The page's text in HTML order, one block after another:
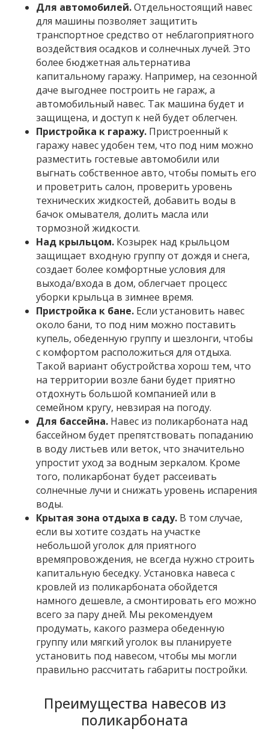
Для автомобилей.Отдельностоящий навес
для машины позволяет защитить
транспортное средство от неблагоприятного
воздействия осадков и солнечных лучей. Это
более бюджетная альтернатива
капитальному гаражу. Например, на сезонной
даче выгоднее построить не гараж, а
автомобильный навес. Так машина будет и
защищена, и доступ к ней будет облегчен.
Пристройка к гаражу. Пристроенный к
гаражу навес удобен тем, что под ним можно
разместить гостевые автомобили или
выгнать собственное авто, чтобы помыть его
и проветрить салон, проверить уровень
технических жидкостей, добавить воды в
бачок омывателя, долить масла или
тормозной жидкости.
Над крыльцом. Козырек над крыльцом
защищает входную группу от дождя и снега,
создает более комфортные условия для
выхода/входа в дом, облегчает процесс
уборки крыльца в зимнее время.
Пристройка к бане. Если установить навес
около бани, то под ним можно поставить
купель, обеденную группу и шезлонги, чтобы
с комфортом расположиться для отдыха.
Такой вариант обустройства хорош тем, что
на территории возле бани будет приятно
отдохнуть большой компанией или в
семейном кругу, невзирая на погоду.
Для бассейна. Навес из поликарбоната над
бассейном будет препятствовать попаданию
в воду листьев или веток, что значительно
упростит уход за водным зеркалом. Кроме
того, поликарбонат будет рассеивать
солнечные лучи и снижать уровень испарения
воды.
Крытая зона отдыха в саду. В том случае,
если вы хотите создать на участке
небольшой уголок для приятного
времяпровождения, не всегда нужно строить
капитальную беседку. Установка навеса с
кровлей из поликарбоната обойдется
намного дешевле, а смонтировать его можно
всего за пару дней. Мы рекомендуем
продумать, какого размера обеденную
группу или мягкий уголок вы планируете
установить под навесом, чтобы мы могли
правильно рассчитать габариты постройки.
Преимущества навесов из
поликарбоната